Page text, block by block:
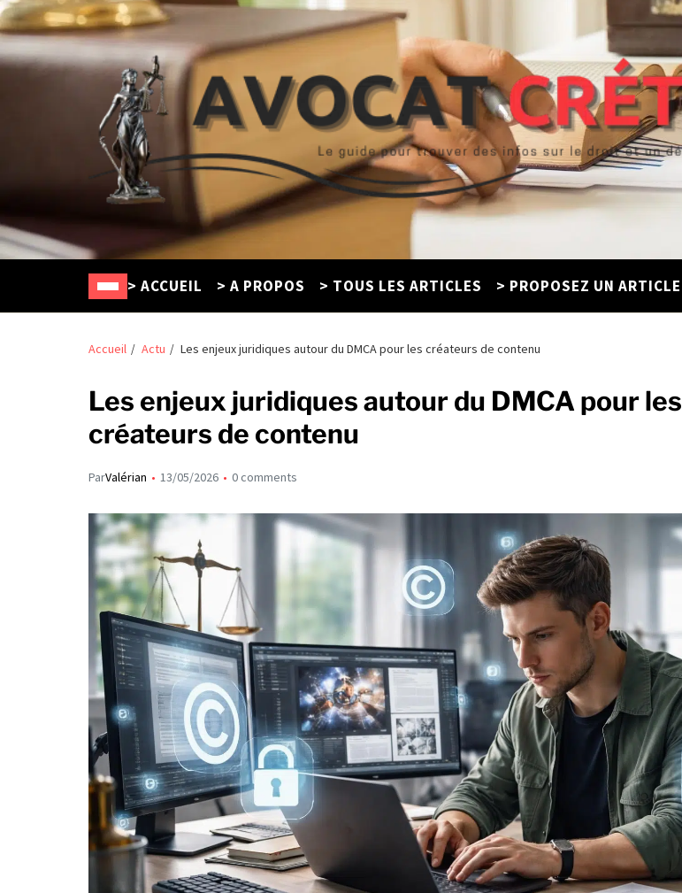
Avocat Créteil
Le guide pour trouver un défenseur en ligne
> ACCUEIL > A PROPOS > TOUS LES ARTICLES > PROPOSEZ UN ARTICLE
Accueil Actu Les enjeux juridiques autour du DMCA pour les créateurs de contenu
Les enjeux juridiques autour du DMCA pour les
créateurs de contenu
ParValérian 13/05/2026 0 comments